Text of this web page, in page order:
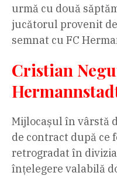
urmă cu două
jucătorul provenit
semnat cu FC
Cristian
Mijlocașul în vârstă
de contract după ce
retrogradat în
înțelegere valabilă